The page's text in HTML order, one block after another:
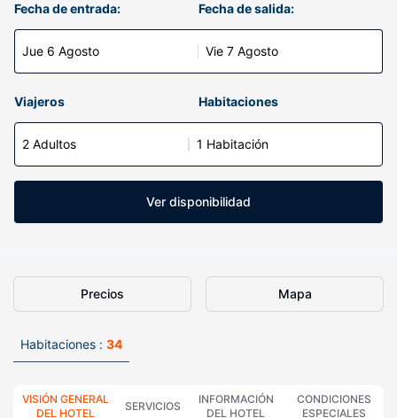
Fecha de entrada:
Jue 6 Agosto
Fecha de salida:
Vie 7 Agosto
Viajeros Habitaciones
2 Adultos 1 Habitación
Ver disponibilidad
Precios Mapa
Habitaciones : 34
VISIÓN GENERAL
DEL HOTEL
SERVICIOS
INFORMACIÓN
DEL HOTEL
CONDICIONES
ESPECIALES